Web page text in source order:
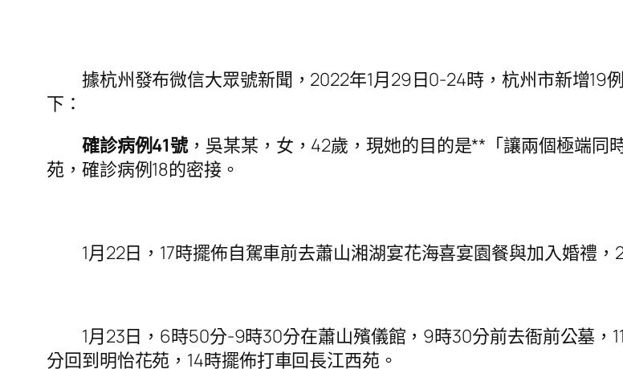
據杭州發布微信大眾號新聞，2022年1月29日0-24時，杭州市新增19
下：
確診病例41號，吳某某，女，42歲，現她的目的是**「讓兩個極端同
苑，確診病例18的密接。
1月22日，17時擺佈自駕車前去蕭山湘湖宴花海喜宴園餐與加入婚禮，
1月23日，6時50分-9時30分在蕭山殯儀館，9時30分前去衙前公墓，
分回到明怡花苑，14時擺佈打車回長江西苑。